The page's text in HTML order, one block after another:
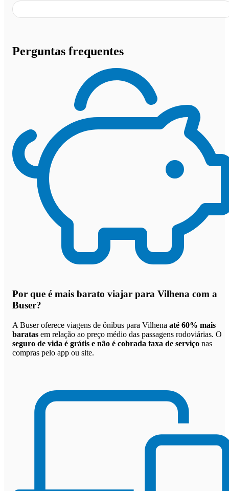
Perguntas frequentes
Por que é mais barato viajar para Vilhena com a
Buser?
A Buser oferece viagens de ônibus para Vilhena até 60% mais
baratas em relação ao preço médio das passagens rodoviárias. O
seguro de vida é grátis e não é cobrada taxa de serviço nas
compras pelo app ou site.